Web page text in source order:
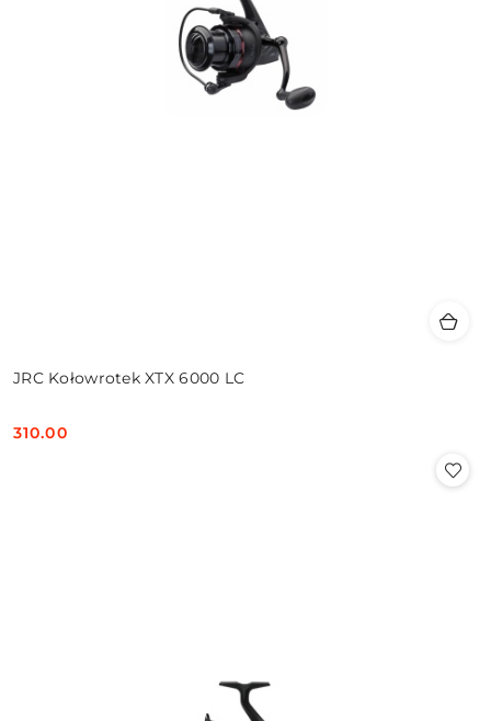
JRC Kołowrotek XTX 6000 LC
Cena:
310.00